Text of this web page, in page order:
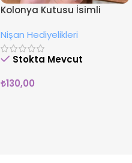
Kolonya Kutusu İsimli
Nişan Hediyelikleri
Stokta Mevcut
₺130,00